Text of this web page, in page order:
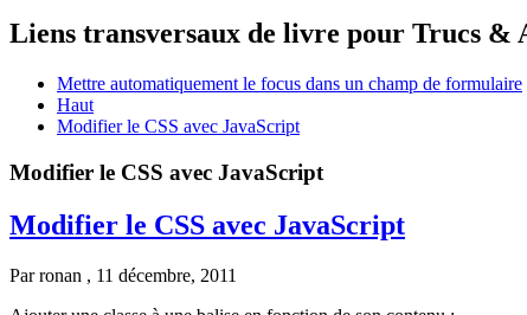
Liens transversaux de livre pour Trucs &
Mettre automatiquement le focus dans un champ de formulaire
Haut
Modifier le CSS avec JavaScript
Modifier le CSS avec JavaScript
Modifier le CSS avec JavaScript
Parronan , 11 décembre, 2011